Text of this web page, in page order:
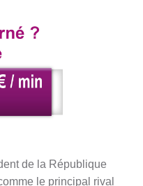
de la République
le principal rival